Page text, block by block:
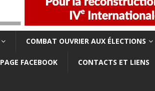
COMBAT OUVRIER AUX ÉLECTIONS
PAGE FACEBOOK CONTACTS ET LIENS